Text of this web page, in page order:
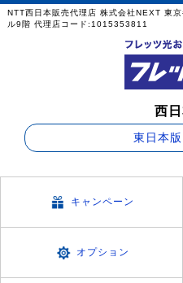
NTT西日本販売代理店 株式会社NEXT 東京都新宿区高田馬場4-40-11 高田馬場看山ビ
ル9階 代理店コード:1015353811
西
東日本
キャンペーン
オプション